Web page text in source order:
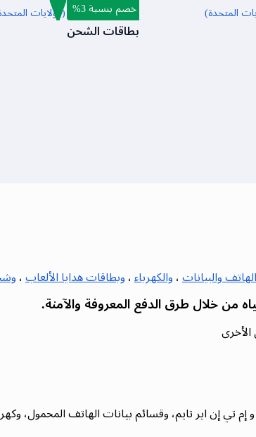
المتحدة) بطاقة هدايا NIKE (الولايات المتحدة)
بطاقات الشحن
خصم بنسبة 3%
والبيانات ، والكهرباء ، وبطاقات هدايا الألعاب ،
من خلال طرق الدفع المعروفة والآمنة.
الأخرى
إن اير تايم، وقسائم بيانات الهاتف المحمول،